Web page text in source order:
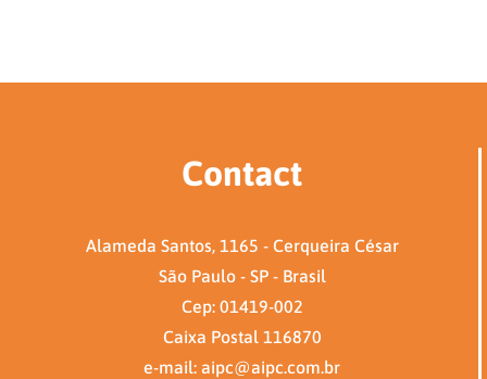
Contact
Alameda Santos, 1165 - Cerqueira César
São Paulo - SP - Brasil
Cep: 01419-002
Caixa Postal 116870
e-mail: aipc@aipc.com.br